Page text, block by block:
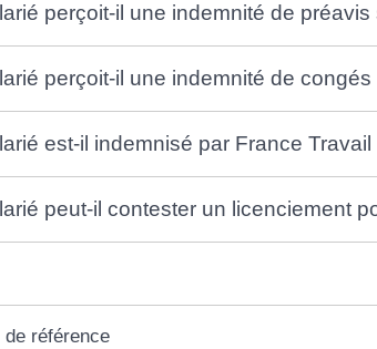
perçoit-il une indemnité de
perçoit-il une indemnité de
est-il indemnisé par France
peut-il contester un licenciement
de référence